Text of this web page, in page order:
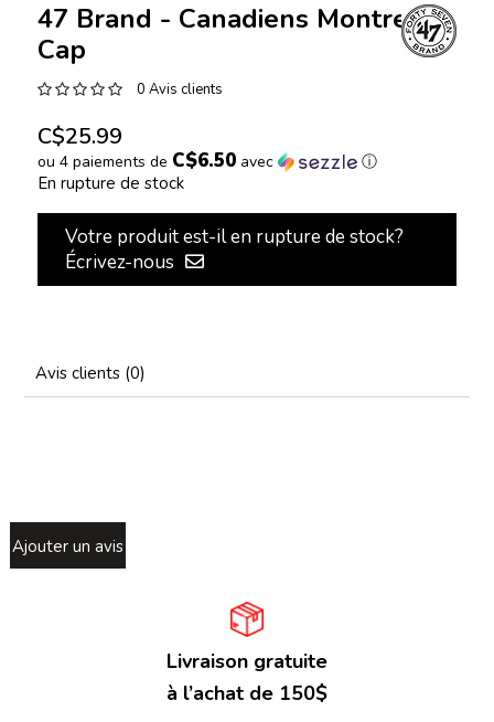
47 Brand - Canadiens Montreal
Cap
0 Avis clients
C$25.99
ou 4 paiements de C$6.50avec ⓘ
En rupture de stock
Votre produit est-il en rupture de stock?
Écrivez-nous
Avis clients (0)
Ajouter un avis
Livraison gratuite
à l’achat de 150$